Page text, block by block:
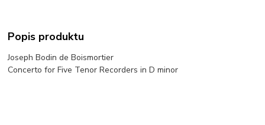
Popis produktu
Joseph Bodin de Boismortier
Concerto for Five Tenor Recorders in D minor